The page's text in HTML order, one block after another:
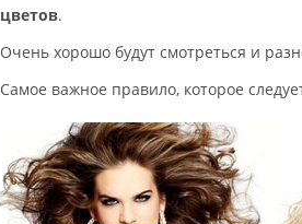
цветов.
Очень хорошо будут смотреться и
Самое важное правило, которое